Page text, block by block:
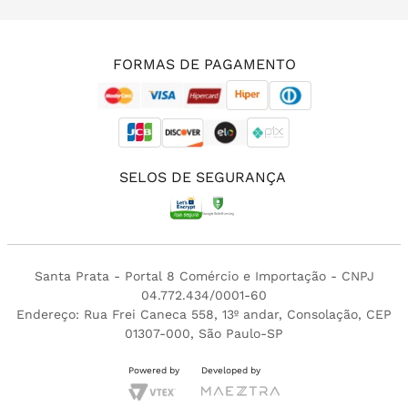
FORMAS DE PAGAMENTO
SELOS DE SEGURANÇA
Santa Prata - Portal 8 Comércio e Importação - CNPJ
04.772.434/0001-60
Endereço: Rua Frei Caneca 558, 13º andar, Consolação, CEP
01307-000, São Paulo-SP
Powered by Developed by